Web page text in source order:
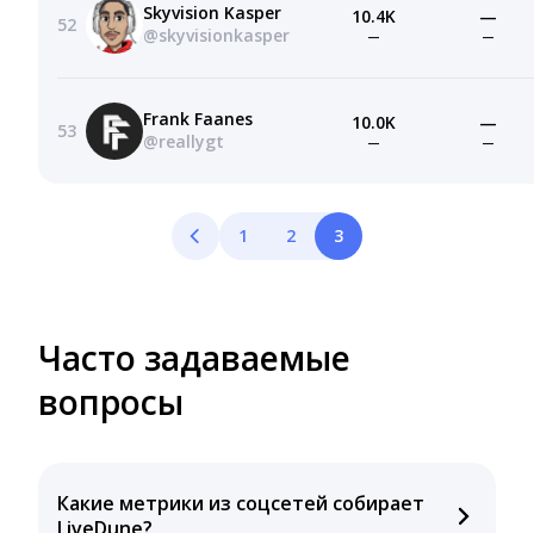
52
Skyvision Kasper
@skyvisionkasper
10.4K
—
—
—
53
Frank Faanes
@reallygt
10.0K
—
—
—
1 2 3
Часто задаваемые
вопросы
Какие метрики из соцсетей собирает